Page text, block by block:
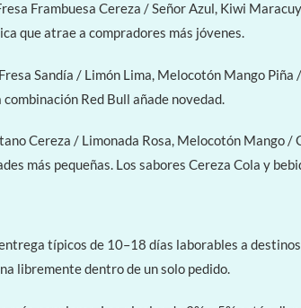
Frambuesa Cereza / Señor Azul, Kiwi
que atrae a compradores más jóvenes.
Sandía / Limón Lima, Melocotón Mango
Red Bull añade novedad.
Cereza / Limonada Rosa, Melocotón Mango
más pequeñas. Los sabores Cereza Cola y
típicos de 10–18 días laborables a
libremente dentro de un solo pedido.